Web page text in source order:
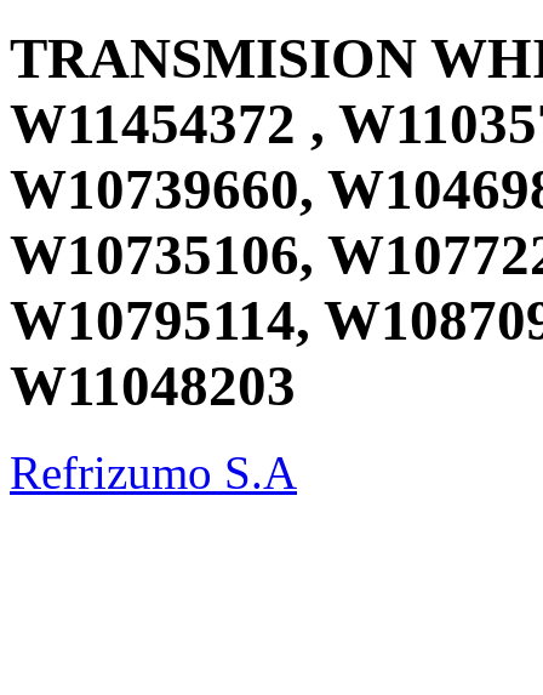
TRANSMISION
W11454372 ,
W10739660,
W10735106,
W10795114,
W11048203
Refrizumo S.A